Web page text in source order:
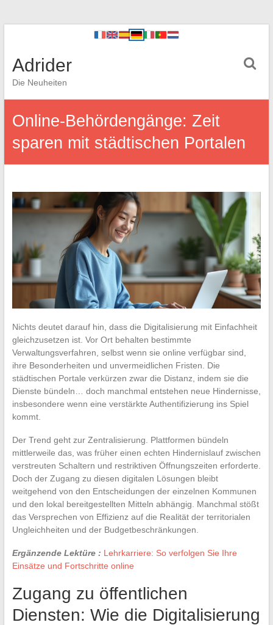
Adrider
Die Neuheiten
Online-Behördengänge: Zeit
sparen mit städtischen Portalen
Nichts deutet darauf hin, dass die Digitalisierung mit Einfachheit
gleichzusetzen ist. Vor Ort behalten bestimmte
Verwaltungsverfahren, selbst wenn sie online verfügbar sind,
ihre Besonderheiten und unvermeidlichen Fristen. Die
städtischen Portale verkürzen zwar die Distanz, indem sie die
Dienste bündeln… doch manchmal entstehen neue Hindernisse,
insbesondere wenn eine verstärkte Authentifizierung ins Spiel
kommt.
Der Trend geht zur Zentralisierung. Plattformen bündeln
mittlerweile das, was früher einen echten Hindernislauf zwischen
verstreuten Schaltern und restriktiven Öffnungszeiten erforderte.
Doch der Zugang zu diesen digitalen Lösungen bleibt
weitgehend von den Entscheidungen der einzelnen Kommunen
und den lokal bereitgestellten Mitteln abhängig. Manchmal stößt
das Versprechen von Effizienz auf die Realität der territorialen
Ungleichheiten und der Budgetbeschränkungen.
Ergänzende Lektüre : Lehrkarriere: So verfolgen Sie Ihre
Einsätze und Fortschritte online
Zugang zu öffentlichen
Diensten: Wie die Digitalisierung